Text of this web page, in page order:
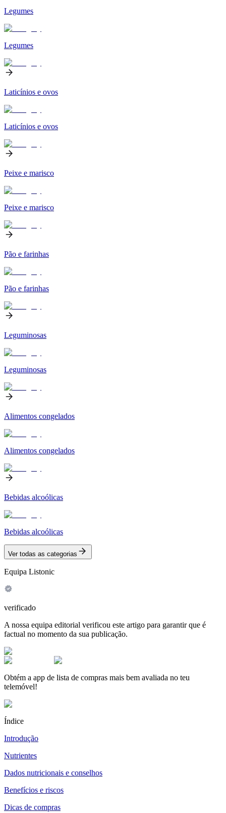
Legumes
Legumes
Laticínios e ovos
Laticínios e ovos
Peixe e marisco
Peixe e marisco
Pão e farinhas
Pão e farinhas
Leguminosas
Leguminosas
Alimentos congelados
Alimentos congelados
Bebidas alcoólicas
Bebidas alcoólicas
Ver todas as categorias
Equipa Listonic
verificado
A nossa equipa editorial verificou este artigo para garantir que é
factual no momento da sua publicação.
Obtém a app de lista de compras mais bem avaliada no teu
telemóvel!
Índice
Introdução
Nutrientes
Dados nutricionais e conselhos
Benefícios e riscos
Dicas de compras